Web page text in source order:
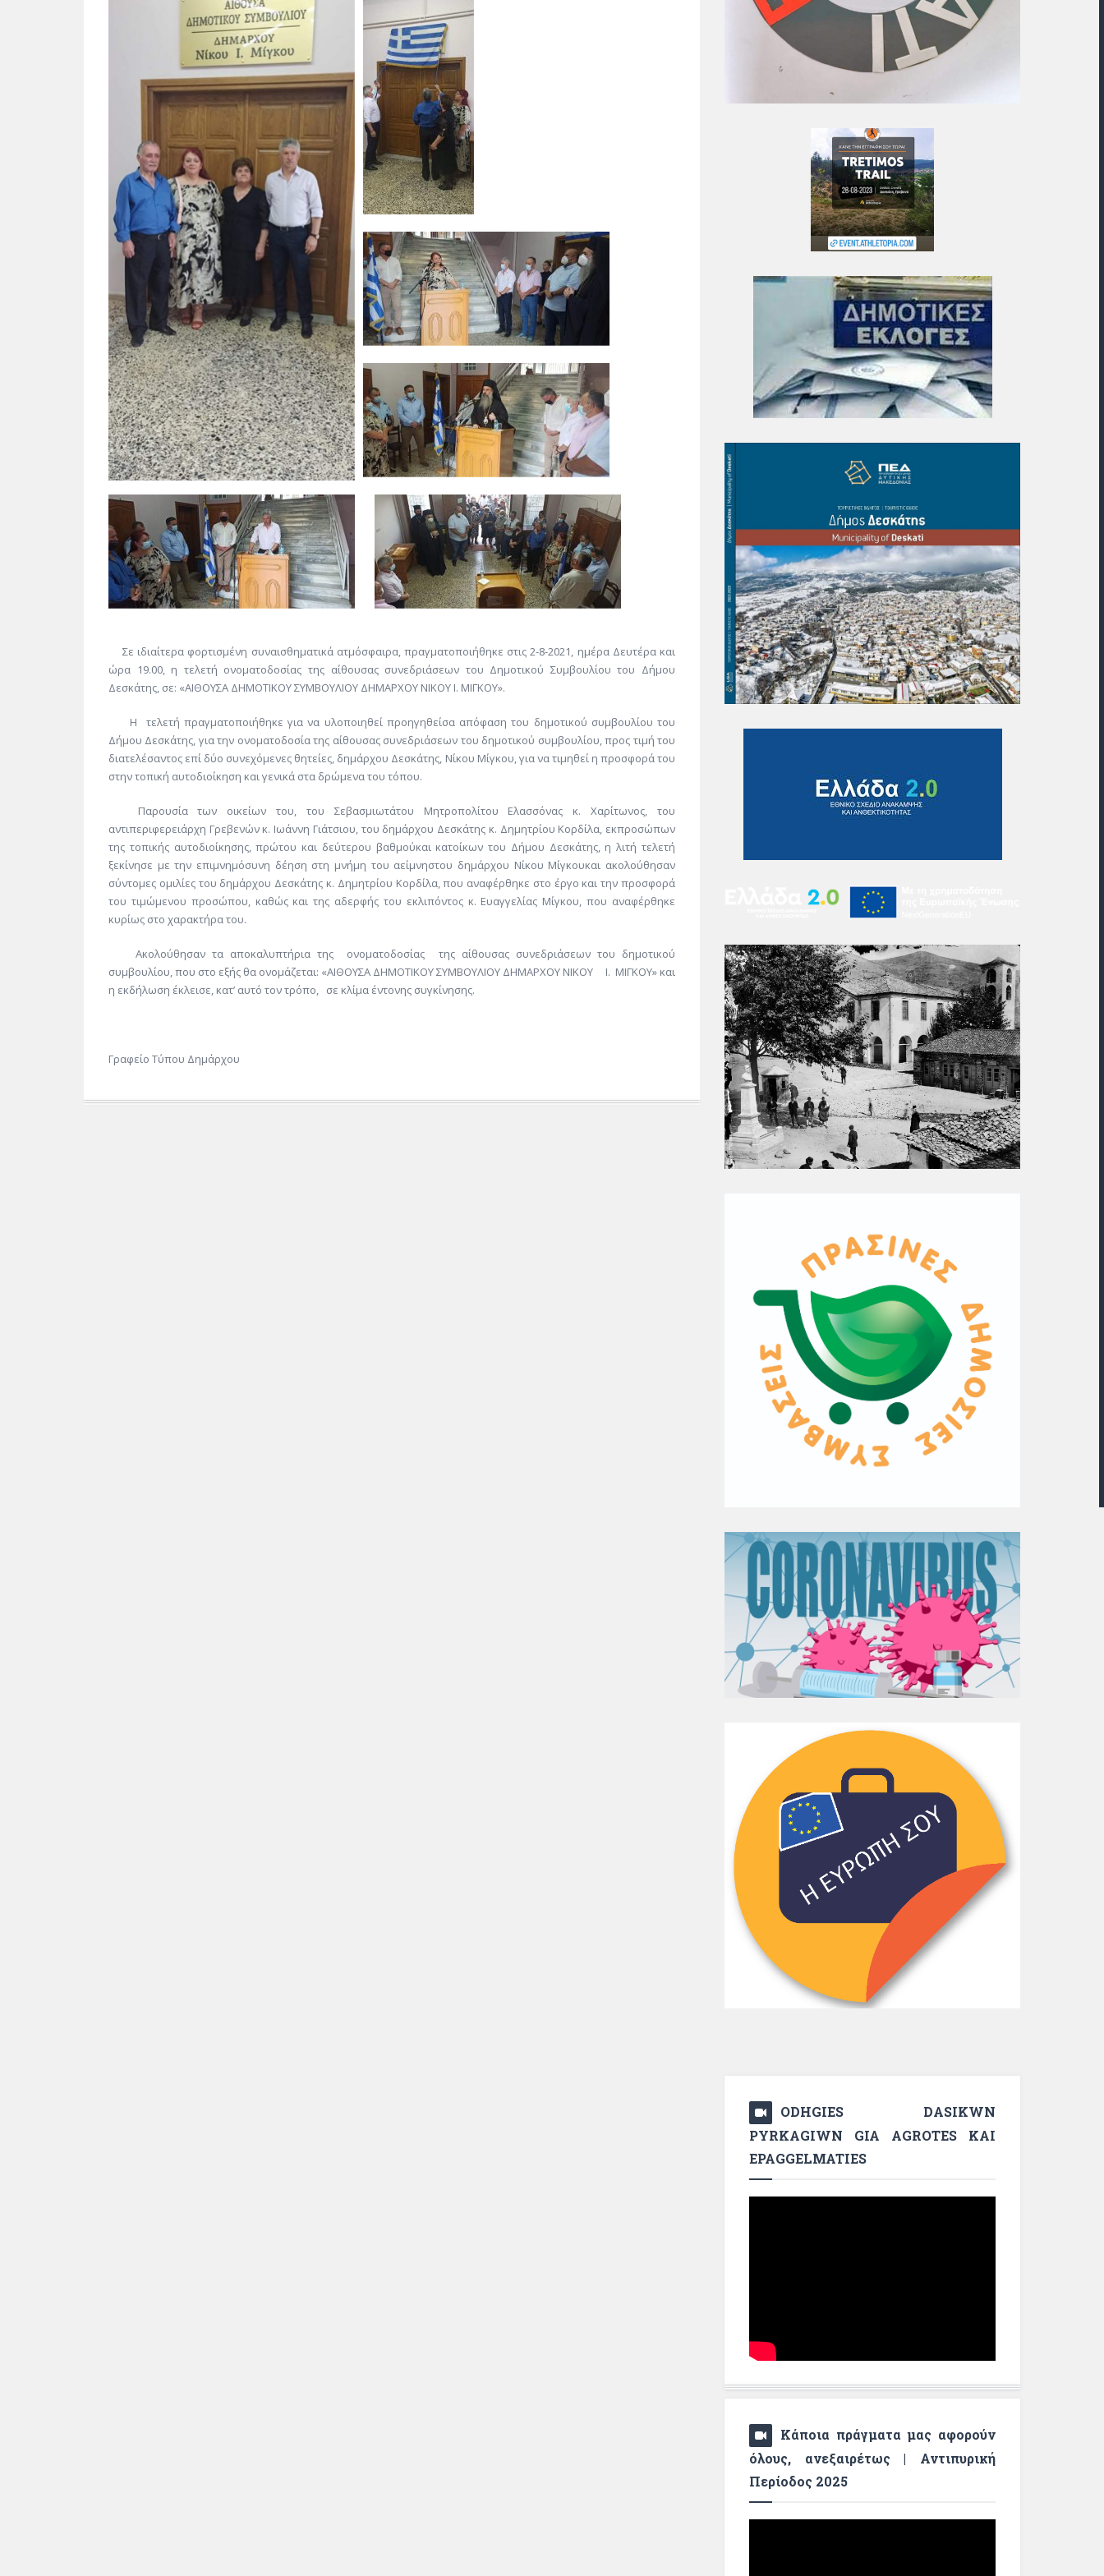
Σε ιδιαίτερα φορτισμένη συναισθηματικά ατμόσφαιρα, πραγματοποιήθηκε στις 2-8-2021, ημέρα Δευτέρα και
ώρα 19.00, η τελετή ονοματοδοσίας της αίθουσας συνεδριάσεων του Δημοτικού Συμβουλίου του Δήμου
Δεσκάτης, σε: «ΑΙΘΟΥΣΑ ΔΗΜΟΤΙΚΟΥ ΣΥΜΒΟΥΛΙΟΥ ΔΗΜΑΡΧΟΥ ΝΙΚΟΥ Ι. ΜΙΓΚΟΥ».
Η τελετή πραγματοποιήθηκε για να υλοποιηθεί προηγηθείσα απόφαση του δημοτικού συμβουλίου του
Δήμου Δεσκάτης, για την ονοματοδοσίατης αίθουσας συνεδριάσεων του δημοτικού συμβουλίου,προς τιμή του
διατελέσαντος επί δύο συνεχόμενες θητείες, δημάρχου Δεσκάτης, Νίκου Μίγκου, για να τιμηθεί η προσφορά του
στην τοπική αυτοδιοίκηση και γενικά στα δρώμενα του τόπου.
Παρουσία των οικείων του, του Σεβασμιωτάτου Μητροπολίτου Ελασσόνας κ. Χαρίτωνος,του
αντιπεριφερειάρχη Γρεβενών κ. Ιωάννη Γιάτσιου, του δημάρχου Δεσκάτης κ. Δημητρίου Κορδίλα, εκπροσώπων
της τοπικής αυτοδιοίκησης, πρώτου και δεύτερου βαθμούκαι κατοίκων του Δήμου Δεσκάτης, η λιτή τελετή
ξεκίνησε με την επιμνημόσυνη δέηση στη μνήμη του αείμνηστου δημάρχου Νίκου Μίγκουκαι ακολούθησαν
σύντομες ομιλίες του δημάρχου Δεσκάτης κ. Δημητρίου Κορδίλα,που αναφέρθηκε στο έργο και την προσφορά
του τιμώμενου προσώπου, καθώς και της αδερφής του εκλιπόντος κ. Ευαγγελίας Μίγκου,που αναφέρθηκε
κυρίως στο χαρακτήρα του.
Ακολούθησαν τα αποκαλυπτήρια της ονοματοδοσίας της αίθουσας συνεδριάσεων του δημοτικού
συμβουλίου,που στο εξής θα ονομάζεται: «ΑΙΘΟΥΣΑ ΔΗΜΟΤΙΚΟΥ ΣΥΜΒΟΥΛΙΟΥ ΔΗΜΑΡΧΟΥ ΝΙΚΟΥ Ι. ΜΙΓΚΟΥ» και
η εκδήλωση έκλεισε, κατ’ αυτό τον τρόπο, σε κλίμα έντονης συγκίνησης.
Γραφείο Τύπου Δημάρχου
ODHGIES DASIKWN
PYRKAGIWN GIA AGROTES KAI
EPAGGELMATIES
Κάποια πράγματα μας αφορούν
όλους, ανεξαιρέτως | Αντιπυρική
Περίοδος 2025